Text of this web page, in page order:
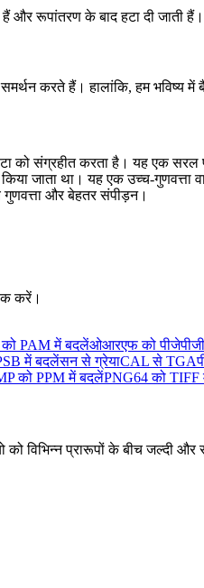
और रूपांतरण के बाद हटा दी जाती
करते हैं। हालांकि, हम भविष्य में
को संग्रहीत करता है। यह एक
जाता था। यह एक उच्च-
और बेहतर संपीड़न।
करें।
PAM में बदलेंओआरएफ को
में बदलेंसन से ग्रेयाCAL से TGA
को PPM में बदलेंPNG64 को TIFF
को विभिन्न प्रारूपों के बीच जल्दी